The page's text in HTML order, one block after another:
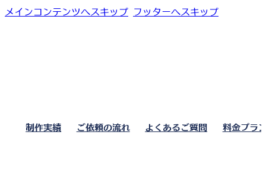
メインコンテンツへスキップ フッターへスキップ
制作実績 ご依頼の流れ よくあるご質問 料金プラ